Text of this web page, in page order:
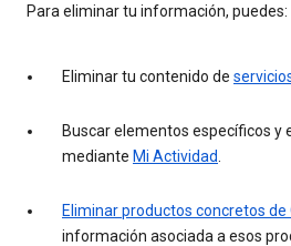
Para eliminar tu información, puedes:
Eliminar tu contenido de
Buscar elementos específicos y
mediante Mi Actividad
Eliminar productos concretos de
información asociada a esos